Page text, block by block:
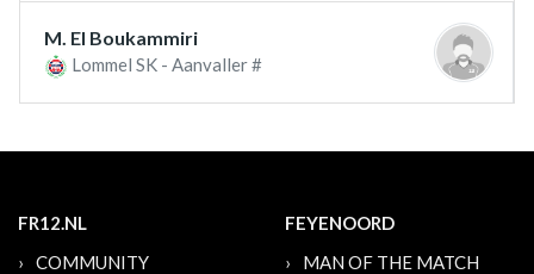
M. El Boukammiri
Lommel SK - Aanvaller #
FR12.NL
COMMUNITY
FEYENOORD
MAN OF THE MATCH